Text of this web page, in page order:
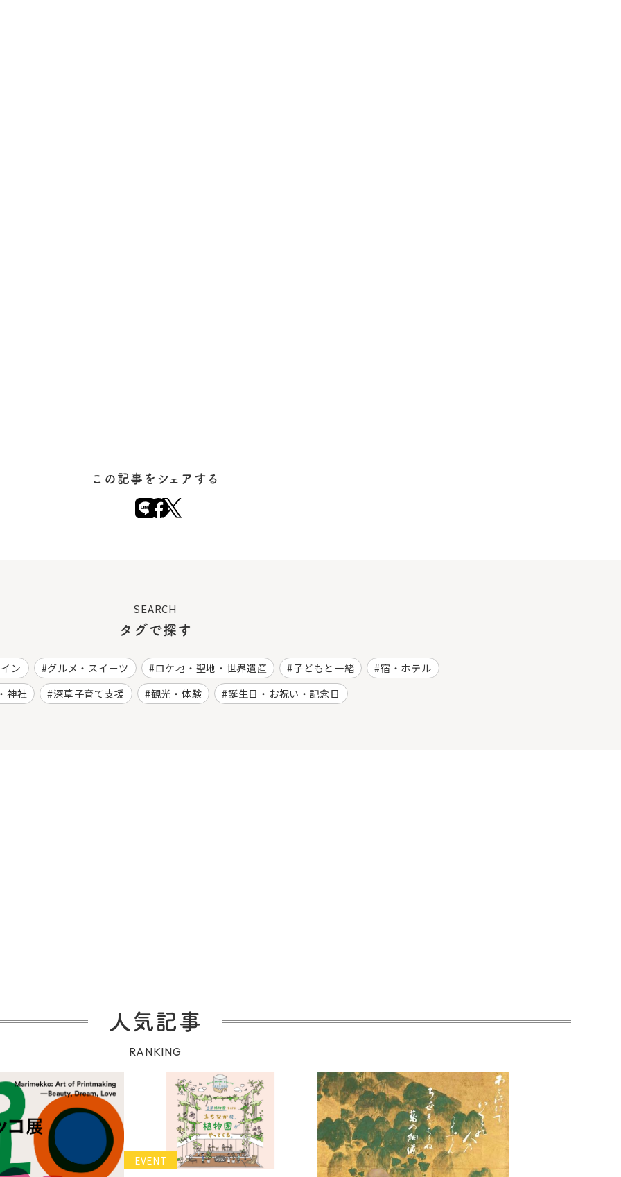
この記事をシェアする
SEARCH
タグで探す
ン グルメ・スイーツ ロケ地・聖地・世界遺産 子どもと一緒
宿・ホテル
神社
深草子育て支援 観光・体験 誕生日・お祝い・記念日
人気記事
RANKING
EVENT